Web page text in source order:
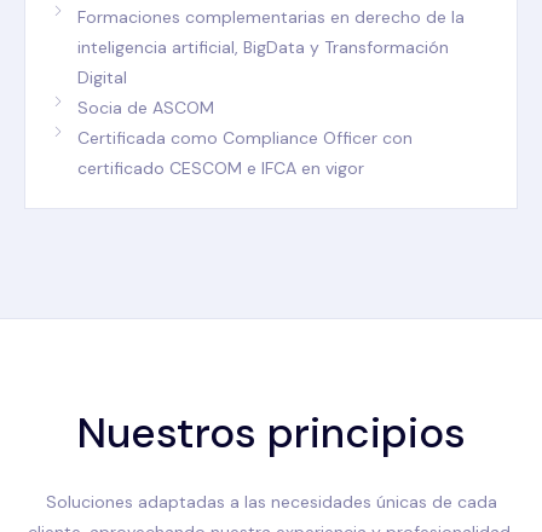
Formaciones complementarias en derecho de la
inteligencia artificial, BigData y Transformación
Digital
Socia de ASCOM
Certificada como Compliance Officer con
certificado CESCOM e IFCA en vigor
Nuestros principios
Soluciones adaptadas a las necesidades únicas de cada